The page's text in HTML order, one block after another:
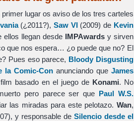
lugar os aviso de los tres carteles
(¿2011?),Saw VI(2009) de Kevin
ellos llegan desde IMPAwardsy sirven
que nos espera… ¿o puede que no? El
Pues eso parece, Bloody Disgusting
la Comic-Conanunciando que James
basado en el juego de Konami. No
pero parece ser que Paul W.S.
las miradas para este pelotazo. Wan,
y responsable de Silencio desde el